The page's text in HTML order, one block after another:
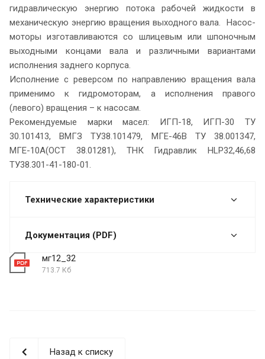
гидравлическую энергию потока рабочей жидкости в
механическую энергию вращения выходного вала. Насос-
моторы изготавливаются со шлицевым или шпоночным
выходными концами вала и различными вариантами
исполнения заднего корпуса.
Исполнение с реверсом по направлению вращения вала
применимо к гидромоторам, а исполнения правого
(левого) вращения – к насосам.
Рекомендуемые марки масел: ИГП-18, ИГП-30 ТУ
30.101413, ВМГЗ ТУ38.101479, МГЕ-46В ТУ 38.001347,
МГЕ-10А(ОСТ 38.01281), ТНК Гидравлик HLP32,46,68
ТУ38.301-41-180-01.
Технические характеристики
Документация (PDF)
мг12_32
713.7 Кб
Назад к списку